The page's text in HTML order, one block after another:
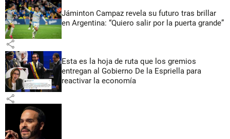
Jáminton Campaz revela su futuro tras brillar
en Argentina: “Quiero salir por la puerta grande”
share
Esta es la hoja de ruta que los gremios
entregan al Gobierno De la Espriella para
reactivar la economía
share